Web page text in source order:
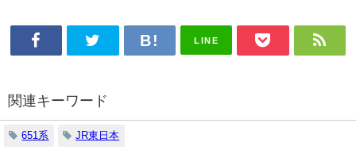
LINE
関連キーワード
651系 JR東日本